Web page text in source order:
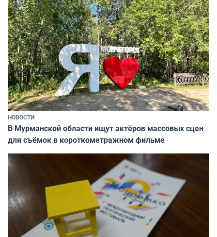
НОВОСТИ
В Мурманской области ищут актёров массовых сцен
для съёмок в короткометражном фильме